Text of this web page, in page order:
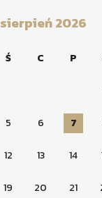
sierpień 2026
Ś C P
5 6 7
12 13 14
19 20 21